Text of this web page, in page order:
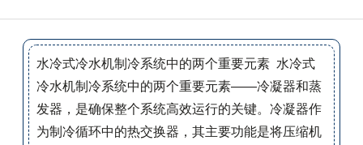
水冷式冷水机制冷系统中的两个重要元素 水冷式
冷水机制冷系统中的两个重要元素——冷凝器和蒸
发器，是确保整个系统高效运行的关键。冷凝器作
为制冷循环中的热交换器，其主要功能是将压缩机